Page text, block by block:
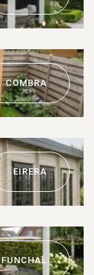
COMBRA
EIRERA
FUNCHAL